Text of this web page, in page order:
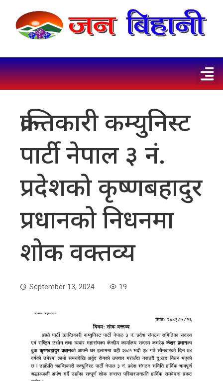
क्रान्तिकारी कम्युनिस्ट
पार्टी नेपाल ३ नं.
प्रदेशकाे कृष्णबहादुर
प्रधानको निधनमा
शोक वक्तव्य
September 13, 2024 19